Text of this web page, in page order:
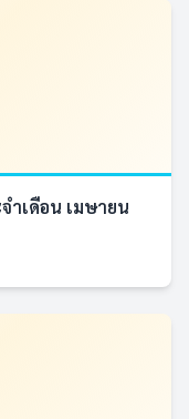
ำเดือน เมษายน